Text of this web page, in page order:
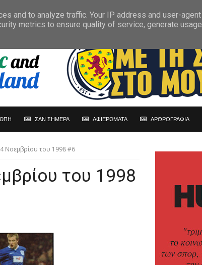
ΣΑΝ ΣΗΜΕΡΑ ΑΦΙΕΡΩΜΑΤΑ ΑΡΘΡΟΓΡΑΦΙΑ
Νοεμβρίου του 1998 #6
του 1998
and to analyze traffic. Your IP address and user-agent
metrics to ensure quality of service, generate usage